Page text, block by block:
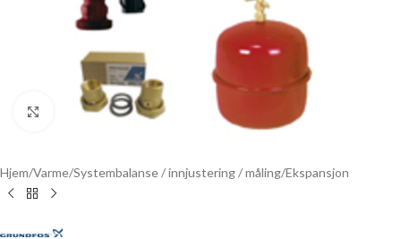
Click to enlarge
Hjem/Varme/Systembalanse / innjustering / måling/Ekspansjon